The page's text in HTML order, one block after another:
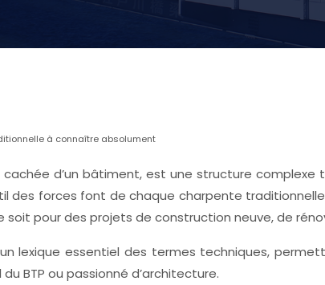
à connaître absolument
d’un bâtiment, est une structure
des forces font de chaque charpente
pour des projets de construction neuve, de
lexique essentiel des termes techniques,
BTP ou passionné d’architecture.